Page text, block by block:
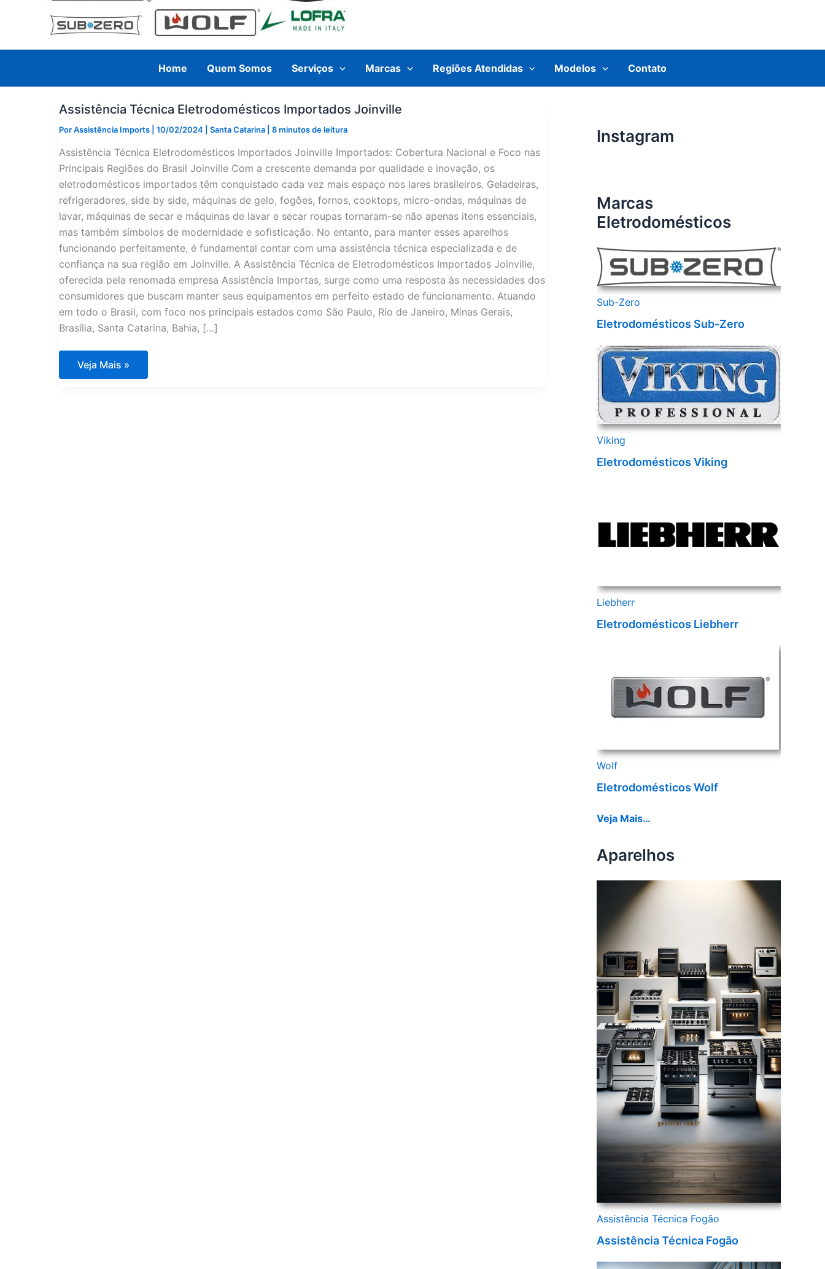
Home Quem Somos Serviços Marcas Regiões Atendidas Modelos Contato
Assistência Técnica Eletrodomésticos Importados Joinville
PorAssistência Imports 10/02/2024 Santa Catarina 8 minutos de leitura
Assistência Técnica Eletrodomésticos Importados Joinville Importados: Cobertura Nacional e Foco nas
Principais Regiões do Brasil Joinville Com a crescente demanda por qualidade e inovação, os
eletrodomésticos importados têm conquistado cada vez mais espaço nos lares brasileiros. Geladeiras,
refrigeradores, side by side, máquinas de gelo, fogões, fornos, cooktops, micro-ondas, máquinas de
lavar, máquinas de secar e máquinas de lavar e secar roupas tornaram-se não apenas itens essenciais,
mas também símbolos de modernidade e sofisticação. No entanto, para manter esses aparelhos
funcionando perfeitamente, é fundamental contar com uma assistência técnica especializada e de
confiança na sua região em Joinville. A Assistência Técnica de Eletrodomésticos Importados Joinville,
oferecida pela renomada empresa Assistência Importas, surge como uma resposta às necessidades dos
consumidores que buscam manter seus equipamentos em perfeito estado de funcionamento. Atuando
em todo o Brasil, com foco nos principais estados como São Paulo, Rio de Janeiro, Minas Gerais,
Brasília, Santa Catarina, Bahia, […]
Assistência
Técnica
Veja Mais »
Instagram
Marcas
Eletrodomésticos
Sub-Zero
Eletrodomésticos Sub-Zero
Viking
Eletrodomésticos Viking
Liebherr
Eletrodomésticos Liebherr
Wolf
Eletrodomésticos Wolf
Veja Mais…
Aparelhos
Assistência Técnica Fogão
Assistência Técnica Fogão